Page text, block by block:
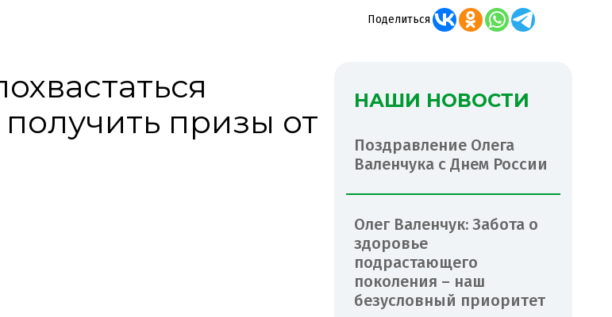
призы от
Поделиться
НАШИ НОВОСТИ
Поздравление Олега
Валенчука с Днем России
Олег Валенчук: Забота о
здоровье
подрастающего
поколения – наш
безусловный приоритет